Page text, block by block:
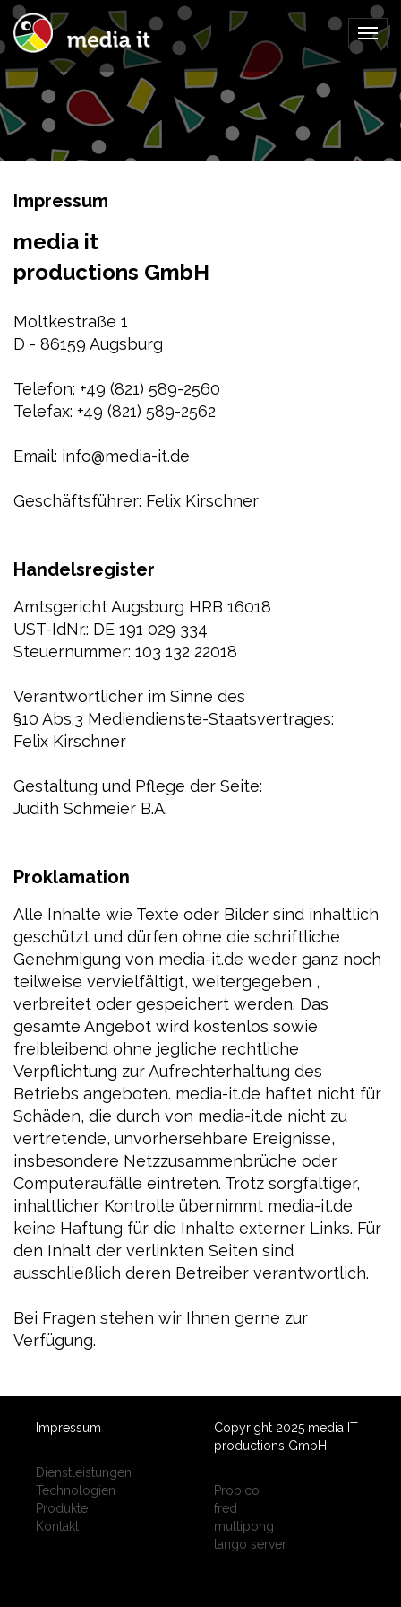
Impressum
media it
productions GmbH
Moltkestraße 1
D - 86159 Augsburg
Telefon: +49 (821) 589-2560
Telefax: +49 (821) 589-2562
Email: info@media-it.de
Geschäftsführer: Felix Kirschner
Handelsregister
Amtsgericht Augsburg HRB 16018
UST-IdNr.: DE 191 029 334
Steuernummer: 103 132 22018
Verantwortlicher im Sinne des
§10 Abs.3 Mediendienste-Staatsvertrages:
Felix Kirschner
Gestaltung und Pflege der Seite:
Judith Schmeier B.A.
Proklamation
Alle Inhalte wie Texte oder Bilder sind inhaltlich
geschützt und dürfen ohne die schriftliche
Genehmigung von media-it.de weder ganz noch
teilweise vervielfältigt, weitergegeben ,
verbreitet oder gespeichert werden. Das
gesamte Angebot wird kostenlos sowie
freibleibend ohne jegliche rechtliche
Verpflichtung zur Aufrechterhaltung des
Betriebs angeboten. media-it.de haftet nicht für
Schäden, die durch von media-it.de nicht zu
vertretende, unvorhersehbare Ereignisse,
insbesondere Netzzusammenbrüche oder
Computeraufälle eintreten. Trotz sorgfaltiger,
inhaltlicher Kontrolle übernimmt media-it.de
keine Haftung für die Inhalte externer Links. Für
den Inhalt der verlinkten Seiten sind
ausschließlich deren Betreiber verantwortlich.
Bei Fragen stehen wir Ihnen gerne zur
Verfügung.
Impressum
Dienstleistungen
Technologien
Produkte
Kontakt
Copyright 2025 media IT
productions GmbH
Probico
fred
multipong
tango server